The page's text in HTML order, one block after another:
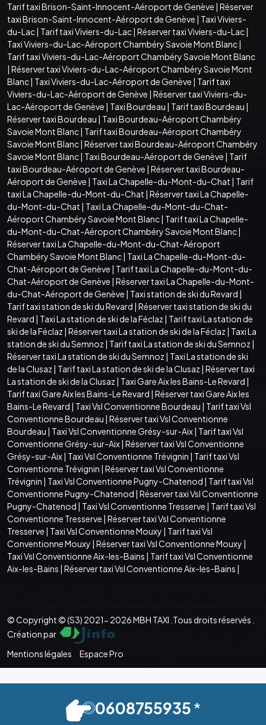
Tarif taxi Brison-Saint-Innocent-Aéroport de Genève | Réserver
taxi Brison-Saint-Innocent-Aéroport de Genève | Taxi Viviers-
du-Lac| Tarif taxi Viviers-du-Lac| Réserver taxi Viviers-du-Lac|
Taxi Viviers-du-Lac-Aéroport Chambéry Savoie Mont Blanc|
Tarif taxi Viviers-du-Lac-Aéroport Chambéry Savoie Mont Blanc
| Réserver taxi Viviers-du-Lac-Aéroport Chambéry Savoie Mont
Blanc| Taxi Viviers-du-Lac-Aéroport de Genève | Tarif taxi
Viviers-du-Lac-Aéroport de Genève | Réserver taxi Viviers-du-
Lac-Aéroport de Genève | Taxi Bourdeau | Tarif taxi Bourdeau |
Réserver taxi Bourdeau | Taxi Bourdeau-Aéroport Chambéry
Savoie Mont Blanc| Tarif taxi Bourdeau-Aéroport Chambéry
Savoie Mont Blanc| Réserver taxi Bourdeau-Aéroport Chambéry
Savoie Mont Blanc| Taxi Bourdeau-Aéroport de Genève | Tarif
taxi Bourdeau-Aéroport de Genève | Réserver taxi Bourdeau-
Aéroport de Genève | Taxi La Chapelle-du-Mont-du-Chat | Tarif
taxi La Chapelle-du-Mont-du-Chat | Réserver taxi La Chapelle-
du-Mont-du-Chat | Taxi La Chapelle-du-Mont-du-Chat-
Aéroport Chambéry Savoie Mont Blanc| Tarif taxi La Chapelle-
du-Mont-du-Chat-Aéroport Chambéry Savoie Mont Blanc|
Réserver taxi La Chapelle-du-Mont-du-Chat-Aéroport
Chambéry Savoie Mont Blanc| Taxi La Chapelle-du-Mont-du-
Chat-Aéroport de Genève | Tarif taxi La Chapelle-du-Mont-du-
Chat-Aéroport de Genève | Réserver taxi La Chapelle-du-Mont-
du-Chat-Aéroport de Genève | Taxi station de ski du Revard |
Tarif taxi station de ski du Revard | Réserver taxi station de ski du
Revard | Taxi La station de ski de la Féclaz | Tarif taxi La station de
ski de la Féclaz | Réserver taxi La station de ski de la Féclaz | Taxi La
station de ski du Semnoz | Tarif taxi La station de ski du Semnoz |
Réserver taxi La station de ski du Semnoz | Taxi La station de ski
de la Clusaz | Tarif taxi La station de ski de la Clusaz | Réserver taxi
La station de ski de la Clusaz | Taxi Gare Aix les Bains-Le Revard |
Tarif taxi Gare Aix les Bains-Le Revard | Réserver taxi Gare Aix les
Bains-Le Revard | Taxi Vsl Conventionne Bourdeau | Tarif taxi Vsl
Conventionne Bourdeau | Réserver taxi Vsl Conventionne
Bourdeau | Taxi Vsl Conventionne Grésy-sur-Aix| Tarif taxi Vsl
Conventionne Grésy-sur-Aix| Réserver taxi Vsl Conventionne
Grésy-sur-Aix| Taxi Vsl Conventionne Trévignin | Tarif taxi Vsl
Conventionne Trévignin | Réserver taxi Vsl Conventionne
Trévignin | Taxi Vsl Conventionne Pugny-Chatenod | Tarif taxi Vsl
Conventionne Pugny-Chatenod | Réserver taxi Vsl Conventionne
Pugny-Chatenod | Taxi Vsl Conventionne Tresserve | Tarif taxi Vsl
Conventionne Tresserve | Réserver taxi Vsl Conventionne
Tresserve | Taxi Vsl Conventionne Mouxy | Tarif taxi Vsl
Conventionne Mouxy | Réserver taxi Vsl Conventionne Mouxy |
Taxi Vsl Conventionne Aix-les-Bains | Tarif taxi Vsl Conventionne
Aix-les-Bains | Réserver taxi Vsl Conventionne Aix-les-Bains |
© Copyright © (S3) 2021- 2026 MBH TAXI .Tous droits réservés .
Création par
Mentions légales
Espace Pro
0608755935*